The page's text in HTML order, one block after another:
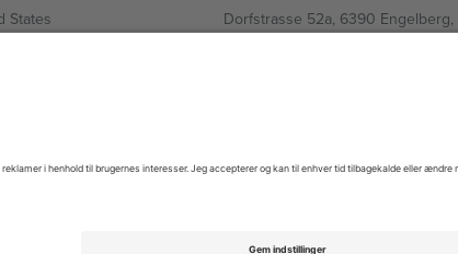
States
Dorfstrasse 52a, 6390 Engelberg,
de México, CDMX, Mexico